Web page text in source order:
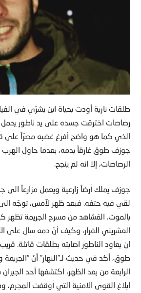
رصاصات اخترقت جسده على يد ناطور يحمل
الذي كما هو واضح أفرغ غضبه مصرّاً
جوزف طوق غارقاً بدمه، بعدما حاول
الرصاصات، إلا انه لم ينجح.
جوزف يملك أرضاً زارعية ويعمل مزارعاً الى
لقي فيه حتفه. فبعد ظهر لآمس، توجّه الى
بالموت. المَشاهد من مسرح الجريمة تظهر
العشريني الفرار، وكيف أنّ دمه سال على
ان يعاود الناطور اصابته بطلقات قاتلة. قريب
طوق، أكد في حديث لـ”النهار” أنّ
الرابعة من بعد الظهر، اكتشفها أحد
ابلاغ القوى الامنية التي أوقفت المجرم،